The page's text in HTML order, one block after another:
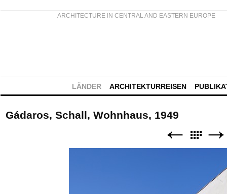
ARCHITECTURE IN CENTRAL AND EASTERN EUROPE
LÄNDER ARCHITEKTURREISEN
Gádaros, Schall, Wohnhaus, 1949